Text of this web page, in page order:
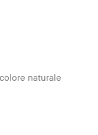
naturale